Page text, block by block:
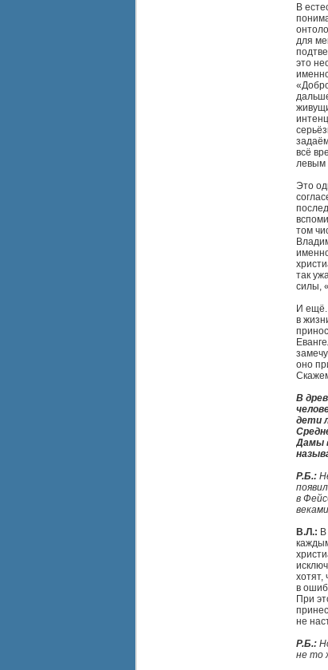
В
для
это
всё
левым
Это
том
так
силы,
И ещё.
в
оно
В
дети
Дамы
Р.Б.:
в
В.Л.: В
хотят,
в
При
не
Р.Б.:
не то